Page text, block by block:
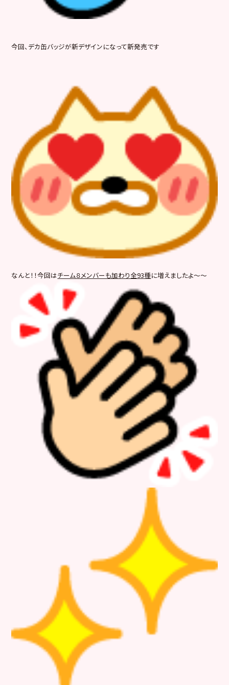
今回、デカ缶バッジが新デザインになって新発売です
なんと！！今回はチーム８メンバーも加わり全93種に増えましたよ～～